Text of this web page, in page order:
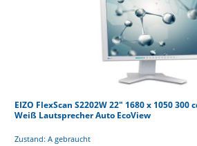
EIZO FlexScan S2202W 22" 1680 x 1050 300
Weiß Lautsprecher Auto EcoView
Zustand: A gebraucht